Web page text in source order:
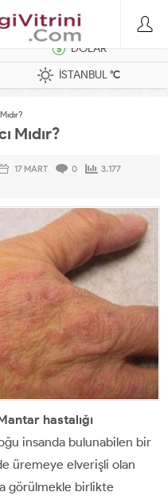
DOLAR
İSTANBUL°C
Mıdır?
17 MART 0
3.177
hastalığı
insanda bulunabilen bir
üremeye elverişli olan
görülmekle birlikte